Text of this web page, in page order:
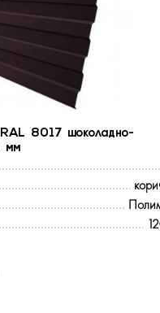
8017 шоколадно-
мм